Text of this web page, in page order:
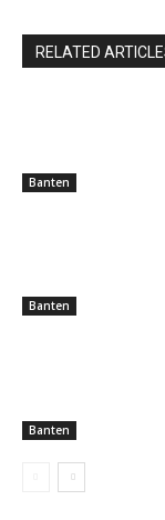
RELATED
Banten
Banten
Banten